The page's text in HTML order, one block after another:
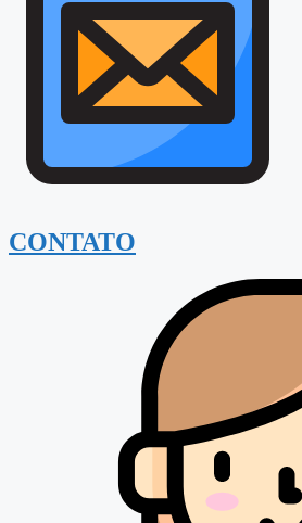
CONTATO